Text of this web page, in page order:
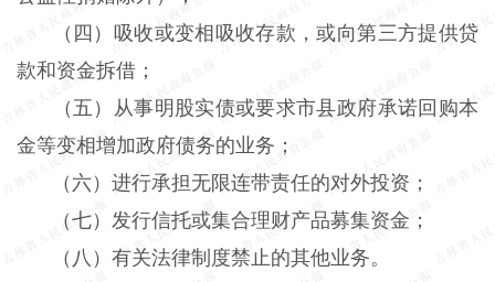
（四）吸收或变相吸收存款，或向第三方提供贷
款和资金拆借；
（五）从事明股实债或要求市县政府承诺回购本
金等变相增加政府债务的业务；
（六）进行承担无限连带责任的对外投资；
（七）发行信托或集合理财产品募集资金；
（八）有关法律制度禁止的其他业务。